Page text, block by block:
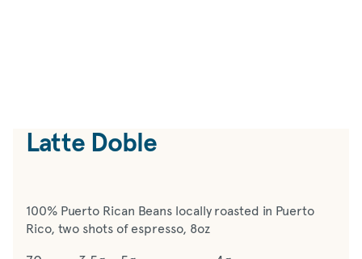
Latte Doble
100% Puerto Rican Beans locally roasted in Puerto
Rico, two shots of espresso, 8oz